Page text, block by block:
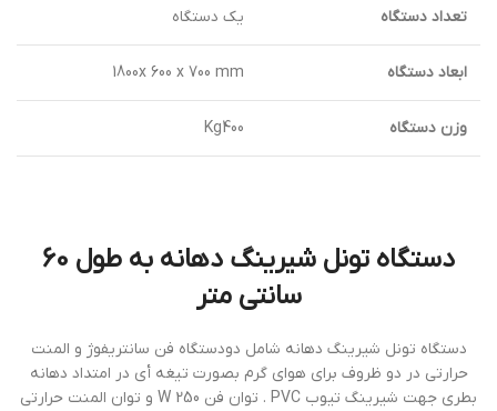
تعداد دستگاه يك دستگاه
ابعاد دستگاه 1800x 600 x 700 mm
وزن دستگاه Kg400
دستگاه تونل شيرينگ دهانه به طول 60
سانتي متر
دستگاه تونل شيرينگ دهانه شامل دودستگاه فن سانتريفوژ و المنت
حرارتي در دو ظروف براي هواي گرم بصورت تيغه أي در امتداد دهانه
بطري جهت شيرينگ تيوب PVC . توان فن 250 W و توان المنت حرارتي